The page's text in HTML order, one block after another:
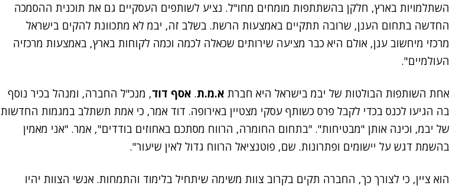
השתלמויות בארץ, חלקן בהשתתפות מומחים מחו"ל. נציע לשותפים העסקיים גם את תוכנית ההסמכה
החדשה בתחום הענן, שרובה תתקיים באמצעות הרשת. בשלב זה, יבמ לא מתכוונת להקים בישראל
מרכזי מיחשוב ענן, אולם היא כבר מציעה שירותים שכאלה לכמה וכמה לקוחות בארץ, באמצעות מרכזיה
העולמיים".
אחת השותפות הבולטות של יבמ בישראל היא חברת א.מ.ת. אסף דוד, מנכ"ל החברה, ומנהל בכיר נוסף
בה הגיעו לכנס בכדי לקבל פרס כשותף עסקי מצטיין באירופה. דוד אמר, כי אמת תשתלב במגמות החדשות
של יבמ, וכינה אותן "מבטיחות". "בתחום החומרה, הרווח מסתכם באחוזים בודדים", אמר. "אני מאמין
בהשמת דגש על יישומים ופתרונות. שם, פוטנציאל הרווח גדול לאין שיעור".
הוא ציין, כי לצורך כך, החברה תקים בקרוב צוות משימה שיתחיל בלימוד והתמחות. אנשי הצוות יהיו